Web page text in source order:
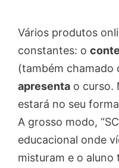
Vários produtos
constantes: o
(também chamado
apresenta o curso.
estará no seu
A grosso modo,
educacional onde
misturam e o aluno